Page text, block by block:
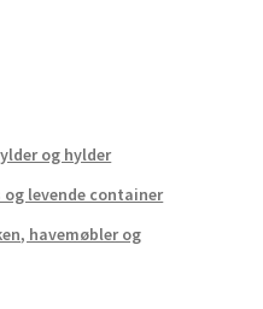
og hylder
levende container
havemøbler og